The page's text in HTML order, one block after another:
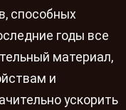
способных
годы все
материал,
и
ускорить